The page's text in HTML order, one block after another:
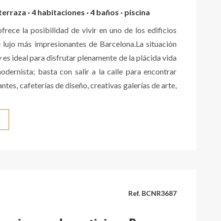
terraza · 4 habitaciones · 4 baños · piscina
la posibilidad de vivir en uno de los edificios
más impresionantes de Barcelona.La situación
es ideal para disfrutar plenamente de la plácida vida
basta con salir a la calle para encontrar
cafeterías de diseño, creativas galerías de arte,
Tan cerca del Passeig de Gràcia, del Palau
comunes de Casa Burés incluyen dos piscinas;
Ref. BCNR3687